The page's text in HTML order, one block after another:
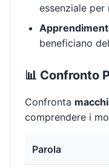
essenziale
beneficiano
📊 Confronto
Confronta
comprendere i
Parola